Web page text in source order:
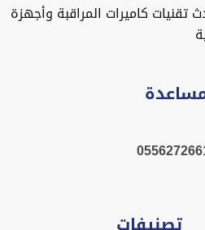
كاميرات المراقبة وأجهزة